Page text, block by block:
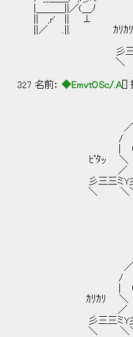
|＿＿＿||／(＿
|| ,r' || ⊥ （...,_|
||／ ..||. ｶﾘ
／
彡三三ミY彡
＼ ＼＼
327 名前： ◆EmvtOSc/.A[]
／￣￣
／
/ ─ ─
| （●）
ﾋﾟﾀｯ
／
彡三三ミY彡三
＼ ＼＼
／￣￣
／
/ ─ ─
| （一） （
ｶﾘｶﾘ
／
彡三三ミY彡三
＼ ＼＼